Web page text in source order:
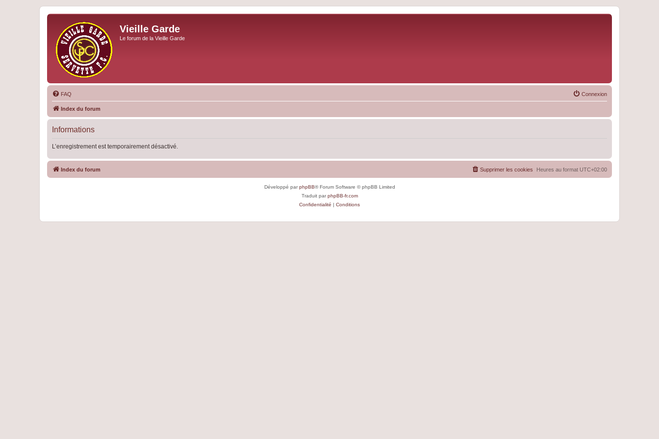
Vieille Garde
Le forum de la Vieille Garde
FAQ Connexion
Index du forum
Informations
L’enregistrement est temporairement désactivé.
Index du forum Heures au format UTC+02:00
Supprimer les cookies
Développé parphpBB® Forum Software © phpBB Limited
Traduit parphpBB-fr.com
Confidentialité | Conditions